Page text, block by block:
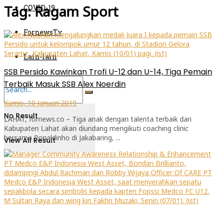
COVID-19
FornewsTv
Lain-lain
No Result
View All Result
Tag:Ragam Sport
SSB Persido Kawinkan Trofi U-12 dan U-14, Tiga Pemain
Terbaik Masuk SSB Alex Noerdin
Kamis, 10 Januari 2019
LAHAT, fornews.co – Tiga anak dengan talenta terbaik dari
Kabupaten Lahat akan diundang mengikuti coaching clinic
bersama Ronaldinho di Jakabaring, ...